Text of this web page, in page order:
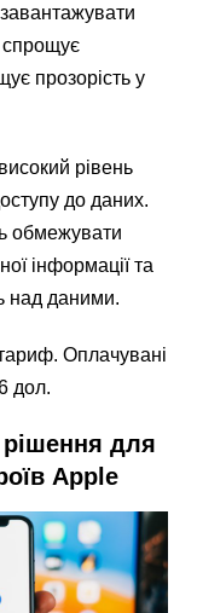
спрощує
прозорість у
рівень
до даних.
обмежувати
інформації та
над даними.
Оплачувані
дол.
для
Apple